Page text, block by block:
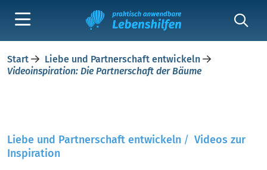
Start
Liebe und Partnerschaft entwickeln
Videoinspiration: Die Partnerschaft der Bäume
Liebe und Partnerschaft entwickeln / Videos zur
Inspiration